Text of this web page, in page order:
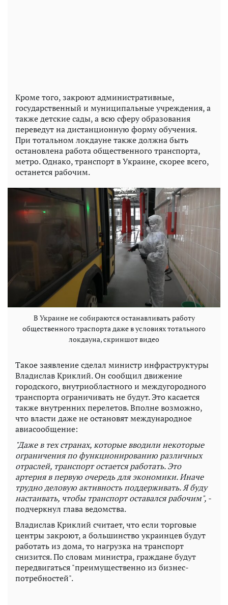
Кроме того, закроют административные,
государственный и муниципальные учреждения, а
также детские сады, а всю сферу образования
переведут на дистанционную форму обучения.
При тотальном локдауне также должна быть
остановлена работа общественного транспорта,
метро. Однако, транспорт в Украине, скорее всего,
останется рабочим.
В Украине не собираются останавливать работу
общественного траспорта даже в условиях тотального
локдауна, скриншот видео
Такое заявление сделал министр инфраструктуры
Владислав Криклий. Он сообщил движение
городского, внутриобластного и междугородного
транспорта ограничивать не будут. Это касается
также внутренних перелетов. Вполне возможно,
что власти даже не остановят международное
авиасообщение:
"Даже в тех странах, которые вводили некоторые
ограничения по функционированию различных
отраслей, транспорт остается работать. Это
артерия в первую очередь для экономики. Иначе
трудно деловую активность поддерживать. Я буду
настаивать, чтобы транспорт оставался рабочим", -
подчеркнул глава ведомства.
Владислав Криклий считает, что если торговые
центры закроют, а большинство украинцев будут
работать из дома, то нагрузка на транспорт
снизится. По словам министра, граждане будут
передвигаться "преимущественно из бизнес-
потребностей".